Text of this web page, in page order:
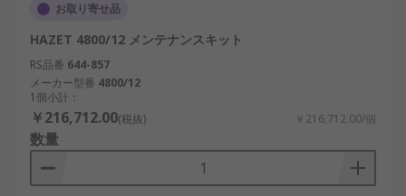
お取り寄せ品
HAZET 4800/12 メンテナンスキット
RS品番 644-857
メーカー型番 4800/12
1個小計：
￥216,712.00(税抜) ￥216,712.00/個
数量